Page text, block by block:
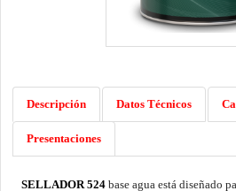
Descripción Datos Técnicos
Presentaciones
SELLADOR 524 base agua está diseñado